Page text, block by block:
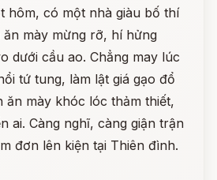
hôm, có một nhà giàu bố thí
mày mừng rỡ, hí hửng
dưới cầu ao. Chẳng may lúc
tứ tung, làm lật giá gạo đổ
ăn mày khóc lóc thảm thiết,
ai. Càng nghĩ, càng giận trận
đơn lên kiện tại Thiên đình.